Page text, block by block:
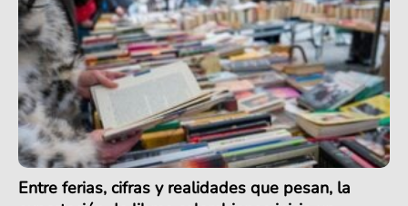
Entre ferias, cifras y realidades que pesan, la